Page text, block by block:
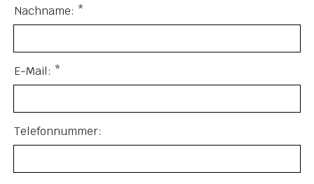
Nachname: *
E-Mail: *
Telefonnummer: